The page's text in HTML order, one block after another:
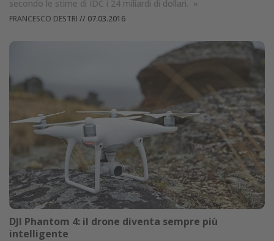
secondo le stime di IDC i 24 miliardi di dollari. »
FRANCESCO DESTRI // 07.03.2016
DJI Phantom 4: il drone diventa sempre più
intelligente